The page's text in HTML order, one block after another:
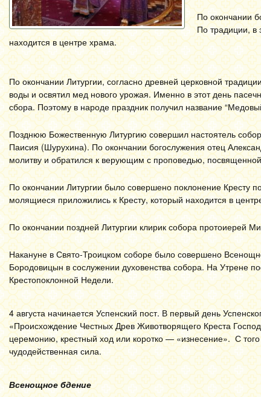
По окончании
По традиции, в
находится в центре храма.
По окончании Литургии, согласно древней церковной
воды и освятил мед нового урожая. Именно в этот день
сбора. Поэтому в народе праздник получил название
Позднюю Божественную Литургию совершил настоятель
Паисия (Шурухина). По окончании богослужения отец
молитву и обратился к верующим с проповедью,
По окончании Литургии было совершено поклонение Кресту
молящиеся приложились к Кресту, который находится в
По окончании поздней Литургии клирик собора протоиерей
Накануне в Свято-Троицком соборе было совершено
Бородовицын в сослужении духовенства собора. На Утрене
Крестопоклонной Недели.
4 августа начинается Успенский пост. В первый день
«Происхождение Честных Древ Животворящего Креста
церемонию, крестный ход или коротко — «изнесение». С
чудодейственная сила.
Всенощное бдение